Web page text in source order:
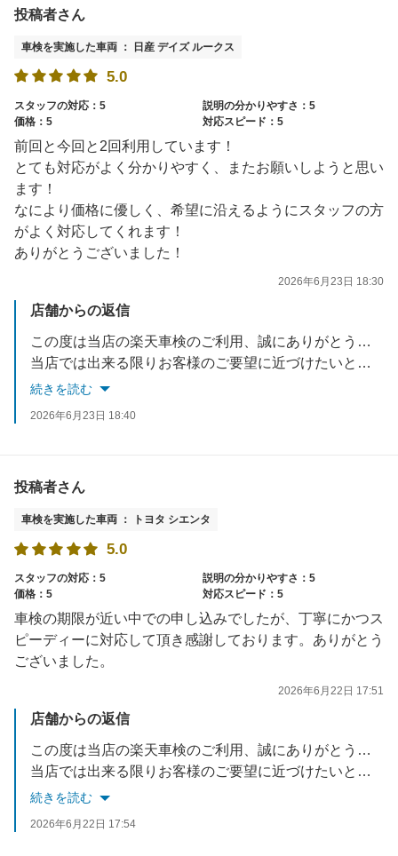
投稿者さん
車検を実施した車両 ： 日産 デイズ ルークス
5.0
スタッフの対応：5
説明の分かりやすさ：5
価格：5
対応スピード：5
前回と今回と2回利用しています！
とても対応がよく分かりやすく、またお願いしようと思い
ます！
なにより価格に優しく、希望に沿えるようにスタッフの方
がよく対応してくれます！
ありがとうございました！
2026年6月23日 18:30
店舗からの返信
この度は当店の楽天車検のご利用、誠にありがとうございました。
当店では出来る限りお客様のご要望に近づけたいと考えておりますので、
今後も車検に車検に限らず、お車で何かお悩みでしたら何でもご相談ください！
続きを読む
2026年6月23日 18:40
投稿者さん
車検を実施した車両 ： トヨタ シエンタ
5.0
スタッフの対応：5
説明の分かりやすさ：5
価格：5
対応スピード：5
車検の期限が近い中での申し込みでしたが、丁寧にかつス
ピーディーに対応して頂き感謝しております。ありがとう
ございました。
2026年6月22日 17:51
店舗からの返信
この度は当店の楽天車検のご利用、誠にありがとうございました。
当店では出来る限りお客様のご要望に近づけたいと考えておりますので、
今後も車検に車検に限らず、お車で何かお悩みでしたら何でもご相談ください！
続きを読む
2026年6月22日 17:54